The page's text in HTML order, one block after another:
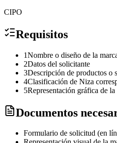
CIPO
Requisitos
1Nombre o diseño de la
2Datos del solicitante
3Descripción de productos o
4Clasificación de Niza
5Representación gráfica de
Documentos
Formulario de solicitud (en